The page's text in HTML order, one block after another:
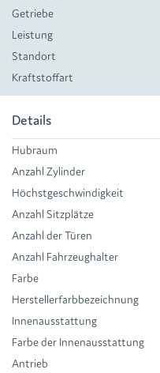
Getriebe
Leistung
Standort
Kraftstoffart
Details
Hubraum
Anzahl Zylinder
Höchstgeschwindigkeit
Anzahl Sitzplätze
Anzahl der Türen
Anzahl Fahrzeughalter
Farbe
Herstellerfarbbezeichnung
Innenausstattung
Farbe der Innenausstattung
Antrieb